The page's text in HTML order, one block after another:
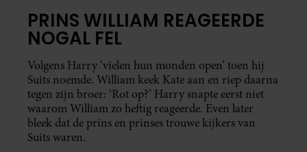
PRINS WILLIAM REAGEERDE
NOGAL FEL
Volgens Harry ‘vielen hun monden open’ toen hij
Suits noemde. William keek Kate aan en riep daarna
tegen zijn broer: ‘Rot op?’ Harry snapte eerst niet
waarom William zo heftig reageerde. Even later
bleek dat de prins en prinses trouwe kijkers van
Suits waren.